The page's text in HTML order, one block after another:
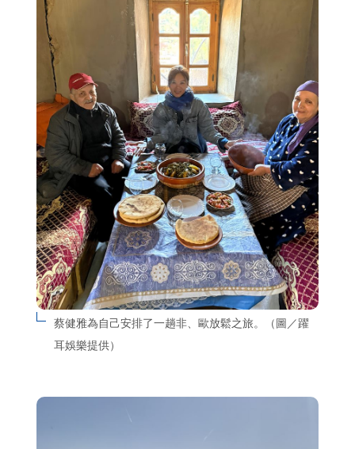
蔡健雅為自己安排了一趟非、歐放鬆之旅。（圖／躍
耳娛樂提供）